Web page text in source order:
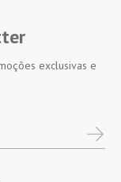
exclusivas e